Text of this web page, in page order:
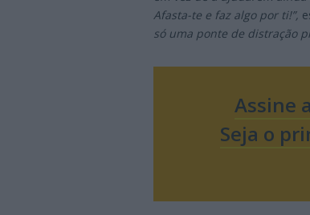
Afasta-te e faz algo por ti!”,
só uma ponte de distração
Assine
Seja o